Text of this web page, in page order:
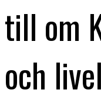
till om
och